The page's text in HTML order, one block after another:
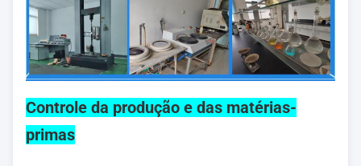
Controle da produção e das matérias-
primas